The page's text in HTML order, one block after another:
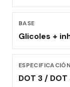
BASE
Glicoles +
DOT 3 / DOT